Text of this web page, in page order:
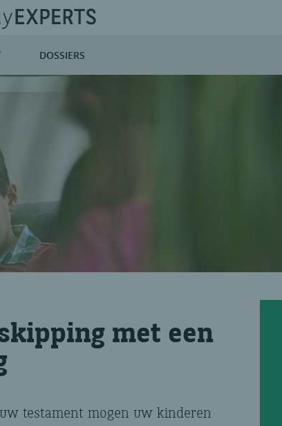
DOSSIERS
met een
testament mogen uw kinderen